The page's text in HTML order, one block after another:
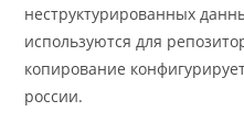
неструктурированных
используются для
копирование
россии.